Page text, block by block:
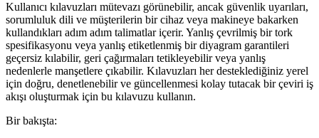
Kullanıcı kılavuzları mütevazı görünebilir, ancak güvenlik uyarıları,
sorumluluk dili ve müşterilerin bir cihaz veya makineye bakarken
kullandıkları adım adım talimatlar içerir. Yanlış çevrilmiş bir tork
spesifikasyonu veya yanlış etiketlenmiş bir diyagram garantileri
geçersiz kılabilir, geri çağırmaları tetikleyebilir veya yanlış
nedenlerle manşetlere çıkabilir. Kılavuzları her desteklediğiniz yerel
için doğru, denetlenebilir ve güncellenmesi kolay tutacak bir çeviri iş
akışı oluşturmak için bu kılavuzu kullanın.
Bir bakışta: